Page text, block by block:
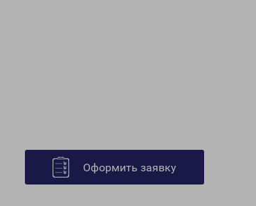
Оформить заявку